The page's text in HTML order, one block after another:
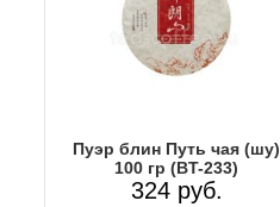
Пуэр блин Путь чая (шу)
100 гр (BT-233)
324 руб.